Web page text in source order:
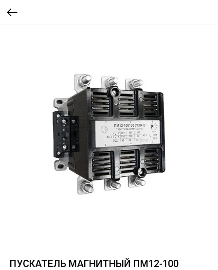
ПУСКАТЕЛЬ МАГНИТНЫЙ ПМ12-100